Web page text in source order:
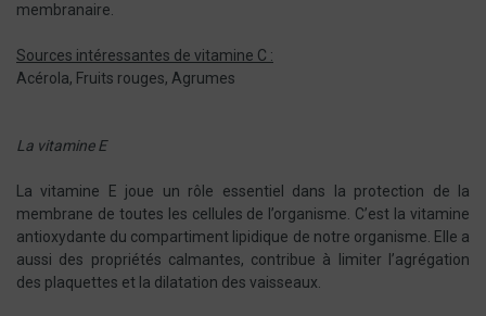
membranaire.
Sources intéressantes de vitamine C :
Acérola, Fruits rouges, Agrumes
L a vitamine E
La vitamine E joue un rôle essentiel dans la protection de la
membrane de toutes les cellules de l’organisme. C’est la vitamine
antioxydante du compartiment lipidique de notre organisme. Elle a
aussi des propriétés calmantes, contribue à limiter l’agrégation
des plaquettes et la dilatation des vaisseaux.